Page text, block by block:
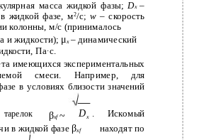
масса жидкой фазы;Dx–
жидкой фазе, м2/с; w– скорость
колонны, м/с (принималось
и жидкости); μx – динамический
Па∙с.
имеющихся экспериментальных
смеси. Например, для
в условиях близости значений
тарелок βxf ~ Dx .
Искомый
в жидкой фазеβxf находят по